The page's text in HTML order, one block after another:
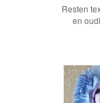
Resten
en